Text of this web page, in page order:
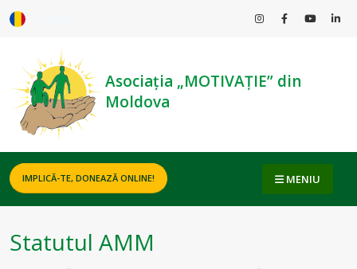
Asociația „MOTIVAȚIE” din
Moldova
IMPLICĂ-TE, DONEAZĂ ONLINE! MENIU
Statutul AMM